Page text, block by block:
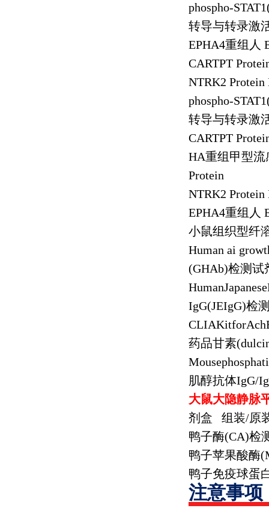
phospho-
转导与转录激
EPHA4重组人
CARTPT
NTRK2 Protein
phospho-
转导与转录激
CARTPT
HA重组甲型流
Protein
NTRK2 Protein
EPHA4重组人
小鼠组织型纤
Human ai
(GHAb)检测试
IgG(JEIgG)检
药品甘素
肌醇抗体IgG/
大鼠大隐静脉
剂盒
组装/原
鸭子酶(CA)检
鸭子苹果酸酶
鸭子免疫球蛋
注意事项